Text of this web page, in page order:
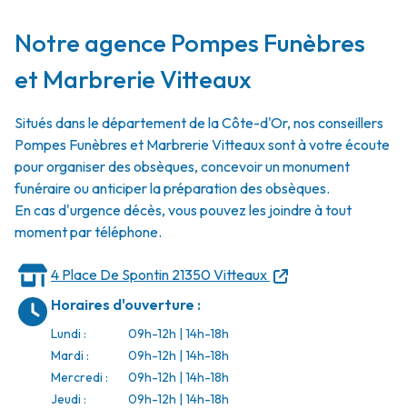
Notre agence Pompes Funèbres
et Marbrerie Vitteaux
Situés dans le département de la Côte-d'Or, nos conseillers
Pompes Funèbres et Marbrerie Vitteaux sont à votre écoute
pour organiser des obsèques, concevoir un monument
funéraire ou anticiper la préparation des obsèques.
En cas d'urgence décès, vous pouvez les joindre à tout
moment par téléphone.
4 Place De Spontin 21350 Vitteaux
Horaires d'ouverture :
Lundi :
09h-12h | 14h-18h
Mardi :
09h-12h | 14h-18h
Mercredi :
09h-12h | 14h-18h
Jeudi :
09h-12h | 14h-18h